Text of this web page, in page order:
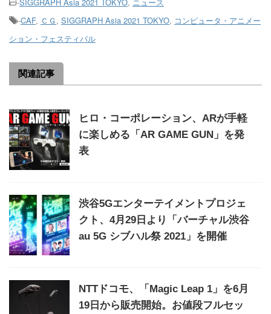
-SIGGRAPH Asia 2021 TOKYO, ニュース
-CAF, ＣＧ , SIGGRAPH Asia 2021 TOKYO, コンピュータ・アニメー
ション・フェスティバル
関連記事
ヒロ・コーポレーション、ARが手軽
に楽しめる「AR GAME GUN」を発
表
渋谷5Gエンターテイメントプロジェ
クト、4月29日より「バーチャル渋谷
au 5G シブハル祭 2021」を開催
NTTドコモ、「Magic Leap 1」を6月
19日から販売開始。お値段フルセッ